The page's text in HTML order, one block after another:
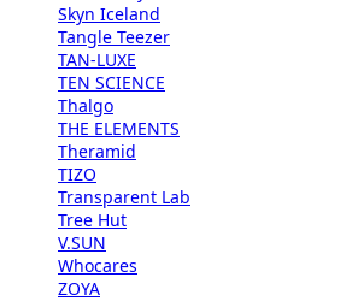
Skyn Iceland
Tangle Teezer
TAN-LUXE
TEN SCIENCE
Thalgo
THE ELEMENTS
Theramid
TIZO
Transparent Lab
Tree Hut
V.SUN
Whocares
ZOYA